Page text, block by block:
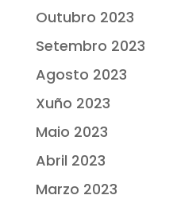
Outubro 2023
Setembro 2023
Agosto 2023
Xuño 2023
Maio 2023
Abril 2023
Marzo 2023